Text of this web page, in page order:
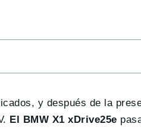
y después de la
El BMW X1 xDrive25e